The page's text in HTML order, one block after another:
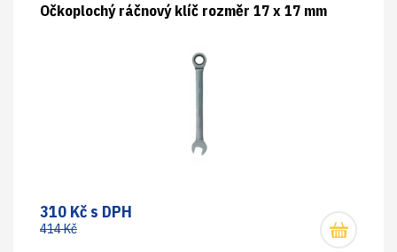
Očkoplochý ráčnový klíč rozměr 17 x 17 mm
310 Kč s DPH
414 Kč